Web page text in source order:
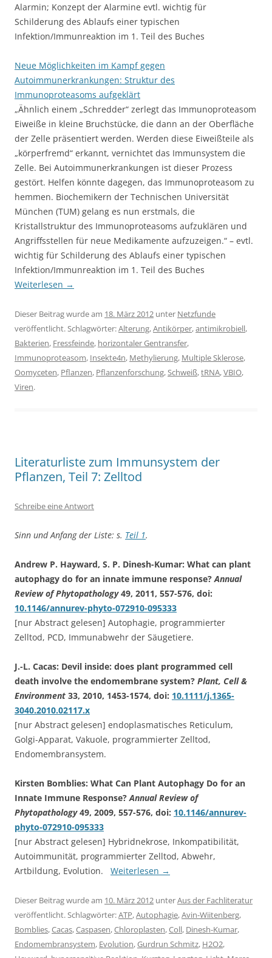
Alarmin; Konzept der Alarmine evtl. wichtig für
Schilderung des Ablaufs einer typischen
Infektion/Immunreaktion im 1. Teil des Buches
Neue Möglichkeiten im Kampf gegen
Autoimmunerkrankungen: Struktur des
Immunoproteasoms aufgeklärt
„Ähnlich einem „Schredder“ zerlegt das Immunoproteasom
Eiweiße in kleine Bruchstücke, die dann an der Oberfläche
der Zelle präsentiert werden. Werden diese Eiweißteile als
„körperfremd“ erkannt, vernichtet das Immunsystem die
Zelle. Bei Autoimmunerkrankungen ist dieser Prozess
gestört. Helfen könnte dagegen, das Immunoproteasom zu
hemmen. Biochemikern der Technischen Universität
München (TUM) gelang es nun erstmals, die
Kristallstruktur des Immunoproteasoms aufzuklären und
Angriffsstellen für neue Medikamente aufzuzeigen.“ – evtl.
wichtig für Schilderung des Ablaufs einer typischen
Infektion/Immunreaktion im 1. Teil des Buches
Weiterlesen →
Dieser Beitrag wurde am 18. März 2012 unter Netzfunde
veröffentlicht. Schlagwörter:Alterung,Antikörper,antimikrobiell,
Bakterien, Fressfeinde, horizontaler Gentransfer,
Immunoproteasom, Insekte4n, Methylierung, Multiple Sklerose,
Oomyceten, Pflanzen, Pflanzenforschung,Schweiß,tRNA,VBIO,
Viren.
Literaturliste zum Immunsystem der
Pflanzen, Teil 7: Zelltod
Schreibe eine Antwort
Sinn und Anfang der Liste: s. Teil 1.
Andrew P. Hayward, S. P. Dinesh-Kumar: What can plant
autophagy do for an innate immune response? Annual
Review of Phytopathology49, 2011, 557-576, doi:
10.1146/annurev-phyto-072910-095333
[nur Abstract gelesen] Autophagie, programmierter
Zelltod, PCD, Immunabwehr der Säugetiere.
J.-L. Cacas: Devil inside: does plant programmed cell
death involve the endomembrane system? Plant, Cell &
Environment 33, 2010, 1453-1574, doi: 10.1111/j.1365-
3040.2010.02117.x
[nur Abstract gelesen] endoplasmatisches Reticulum,
Golgi-Apparat, Vakuole, programmierter Zelltod,
Endomembransystem.
Kirsten Bomblies: What Can Plant Autophagy Do for an
Innate Immune Response? Annual Review of
Phytopathology49, 2009, 557-576, doi: 10.1146/annurev-
phyto-072910-095333
[nur Abstract gelesen] Hybridnekrose, Inkompatibilität,
Autoimmunität, programmierter Zelltod, Abwehr,
Artbildung, Evolution. Weiterlesen →
Dieser Beitrag wurde am 10. März 2012 unterAus der Fachliteratur
veröffentlicht. Schlagwörter:ATP,Autophagie,Avin-Wiitenberg,
Bomblies,Cacas,Caspasen,Chloroplasten,Coll, Dinesh-Kumar,
Endomembransystem, Evolution,Gurdrun Schmitz, H2O2,